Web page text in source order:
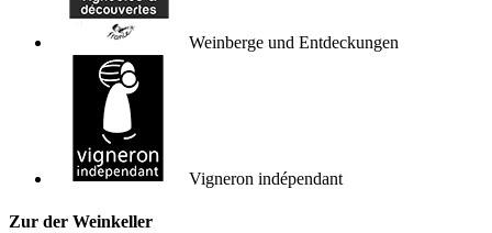
Weinberge und Entdeckungen
Vigneron indépendant
Zur der Weinkeller